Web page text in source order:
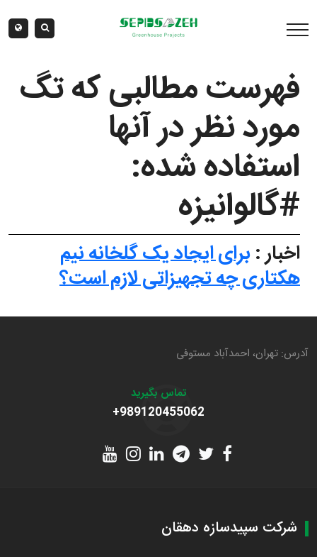
فهرست مطالبی که تگ
مورد نظر در آنها
استفاده شده:
#گالوانیزه
اخبار :برای ایجاد یک گلخانه نیم
هکتاری چه تجهیزاتی لازم است؟
آدرس: تهران، احمدآباد مستوفی
تماس بگیرید
+989120455062
شرکت سپیدسازه دهقان